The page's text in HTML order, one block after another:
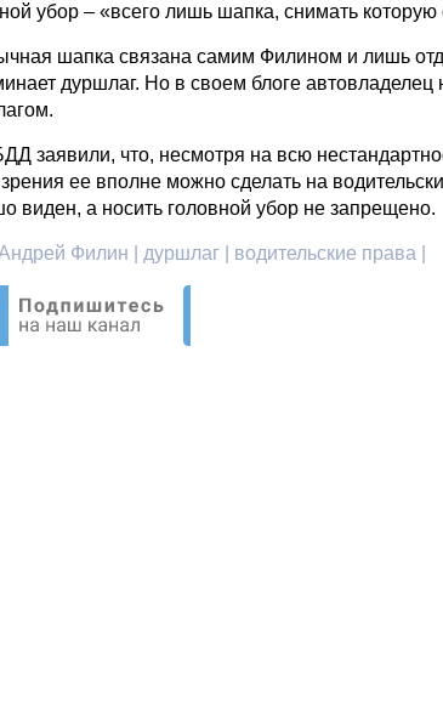
убор – «всего лишь шапка, снимать которую
шапка связана самим Филином и лишь
дуршлаг. Но в своем блоге
заявили, что, несмотря на всю
зрения ее вполне можно сделать на
виден, а носить головной убор не запрещено.
Филин | дуршлаг | водительские права |